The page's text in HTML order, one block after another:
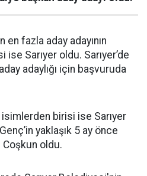
fazla aday adayının
ise Sarıyer oldu. Sarıyer’de
adaylığı için başvuruda
isimlerden birisi ise Sarıyer
yaklaşık 5 ay önce
Coşkun oldu.